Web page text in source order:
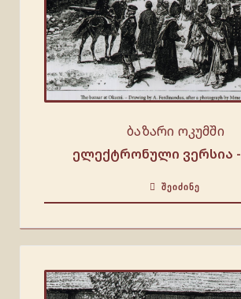
ბაზარი ოკუმში
ელექტრონული ვერსია -
ᲨᲔᲘᲫᲘᲜᲔ